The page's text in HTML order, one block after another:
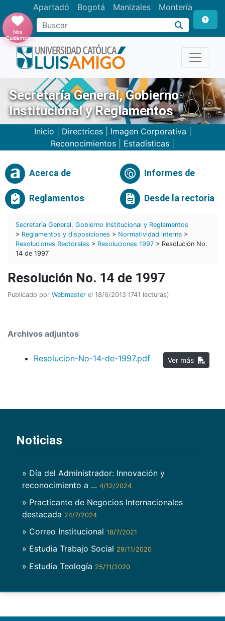
Apartadó Bogotá Manizales Montería
Buscar
Nos
Cuidamos
Secretaría General, Gobierno
Institucional y Reglamentos
Inicio Directrices| Imagen Corporativa
Reconocimientos
Estadísticas
Acerca de Informes de
Reglamentos Desde la rectoria
Secretaría General, Gobierno Institucional y Reglamentos
> Reglamentos y disposiciones > Normatividad interna >
Resoluciones Rectorales > Resoluciones 1997 > Resolución No.
14 de 1997
Resolución No. 14 de 1997
Publicado por Webmaster el 18/6/2013 (741 lecturas)
Archivos adjuntos
Resolucion-No-14-de-1997.pdf
Noticias
» Día del Administrador: Innovación y
reconocimiento a ... 4/12/2024
» Practicante de Negocios Internacionales
destacada 24/7/2024
» Correo Institucional 18/7/2021
» Estudia Trabajo Social 29/11/2020
» Estudia Teología 25/11/2020